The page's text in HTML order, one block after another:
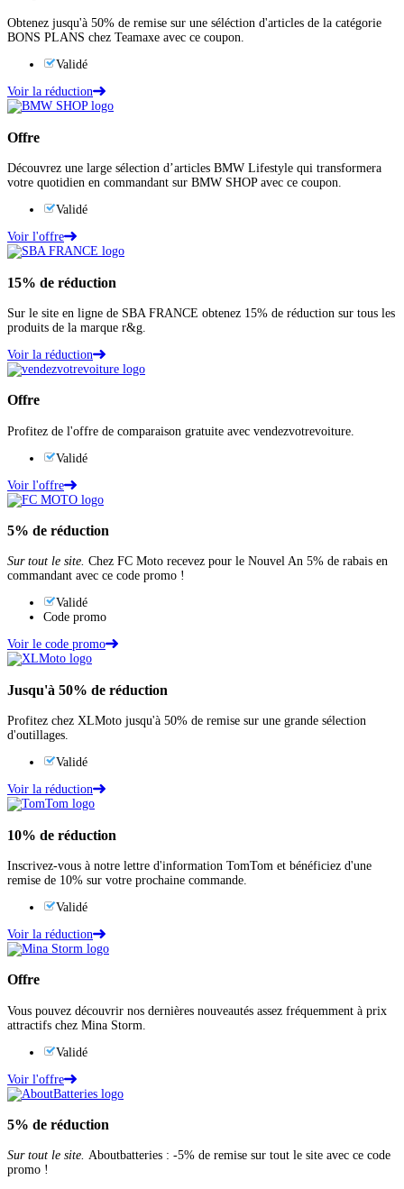
Obtenez jusqu'à 50% de remise sur une séléction d'articles de la catégorie
BONS PLANS chez Teamaxe avec ce coupon.
Validé
Voir la réduction
Offre
Découvrez une large sélection d’articles BMW Lifestyle qui transformera
votre quotidien en commandant sur BMW SHOP avec ce coupon.
Validé
Voir l'offre
15% de réduction
Sur le site en ligne de SBA FRANCE obtenez 15% de réduction sur tous les
produits de la marque r&g.
Voir la réduction
Offre
Profitez de l'offre de comparaison gratuite avec vendezvotrevoiture.
Validé
Voir l'offre
5% de réduction
Sur tout le site. Chez FC Moto recevez pour le Nouvel An 5% de rabais en
commandant avec ce code promo !
Validé
Code promo
Voir le code promo
Jusqu'à 50% de réduction
Profitez chez XLMoto jusqu'à 50% de remise sur une grande sélection
d'outillages.
Validé
Voir la réduction
10% de réduction
Inscrivez-vous à notre lettre d'information TomTom et bénéficiez d'une
remise de 10% sur votre prochaine commande.
Validé
Voir la réduction
Offre
Vous pouvez découvrir nos dernières nouveautés assez fréquemment à prix
attractifs chez Mina Storm.
Validé
Voir l'offre
5% de réduction
Sur tout le site. Aboutbatteries : -5% de remise sur tout le site avec ce code
promo !